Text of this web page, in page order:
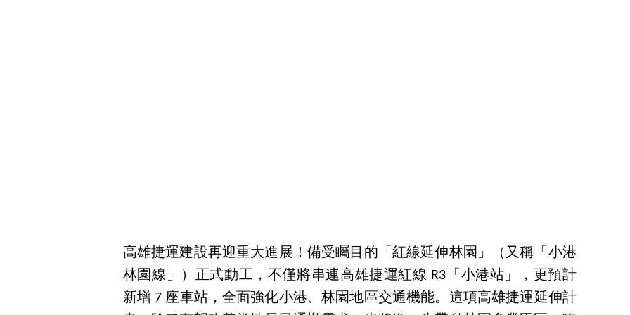
高雄捷運建設再迎重大進展！備受矚目的「紅線延伸林園」（又稱「小港
林園線」）正式動工，不僅將串連高雄捷運紅線 R3「小港站」，更預計
新增 7 座車站，全面強化小港、林園地區交通機能。這項高雄捷運延伸計